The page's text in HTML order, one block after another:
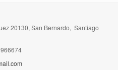
20130, San Bernardo, Santiago